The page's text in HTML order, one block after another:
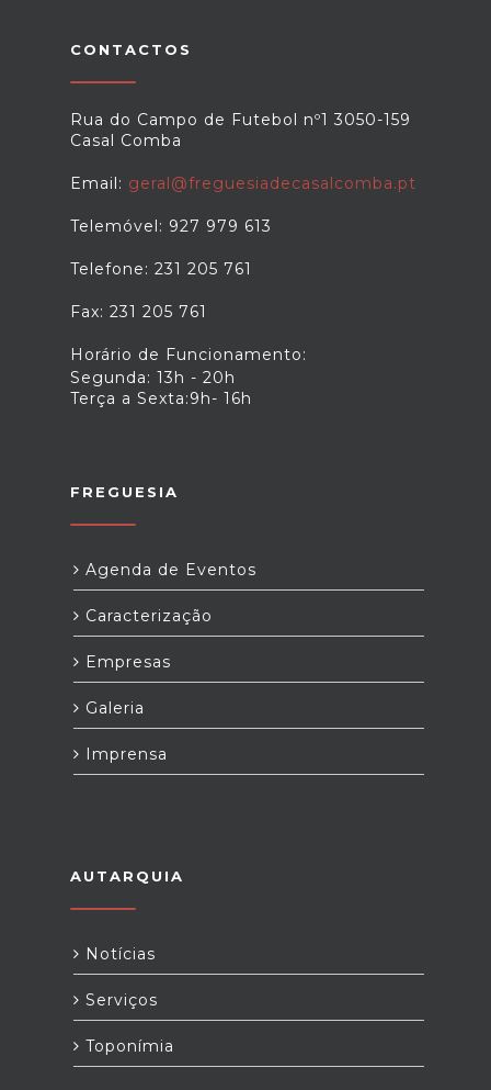
CONTACTOS
Rua do Campo de Futebol nº1 3050-159
Casal Comba
Email: geral@freguesiadecasalcomba.pt
Telemóvel: 927 979 613
Telefone: 231 205 761
Fax: 231 205 761
Horário de Funcionamento:
Segunda: 13h - 20h
Terça a Sexta:9h- 16h
FREGUESIA
Agenda de Eventos
Caracterização
Empresas
Galeria
Imprensa
AUTARQUIA
Notícias
Serviços
Toponímia